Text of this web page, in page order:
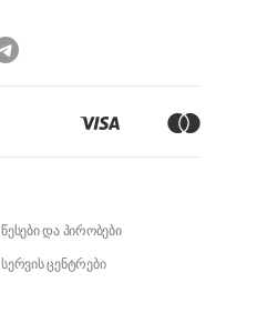
წესები და პირობები
სერვის ცენტრები